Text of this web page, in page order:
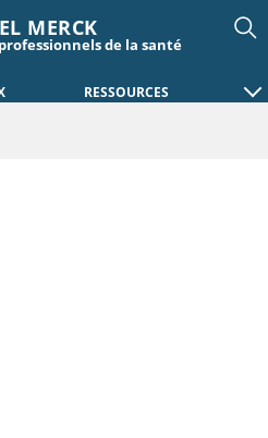
MERCK
de la santé
RESSOURCES